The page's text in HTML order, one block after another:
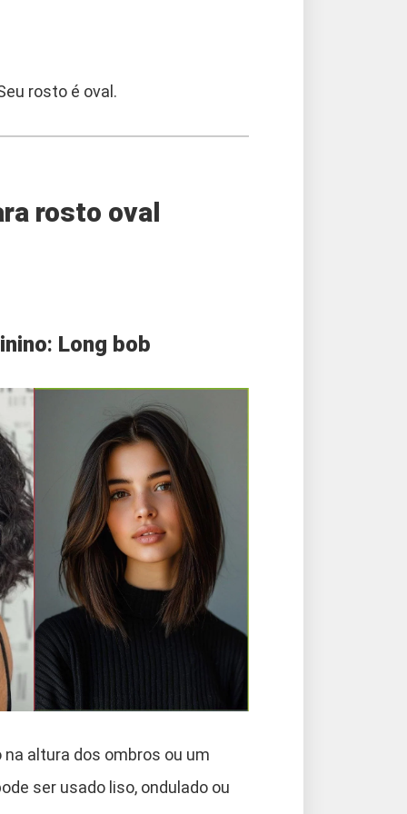
rosto é oval.
rosto oval
: Long bob
altura dos ombros ou um
ser usado liso, ondulado ou